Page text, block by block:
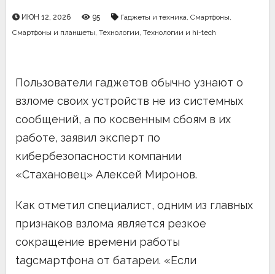
ИЮН 12, 2026 95 Гаджеты и техника, Смартфоны,
Смартфоны и планшеты, Технологии, Технологии и hi-tech
Пользователи гаджетов обычно узнают о
взломе своих устройств не из системных
сообщений, а по косвенным сбоям в их
работе, заявил эксперт по
кибербезопасности компании
«Стахановец» Алексей Миронов.
Как отметил специалист, одним из главных
признаков взлома является резкое
сокращение времени работы
tagсмартфона от батареи. «Если